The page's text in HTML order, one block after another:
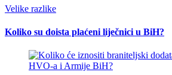
Velike razlike
Koliko su doista plaćeni liječnici u BiH?